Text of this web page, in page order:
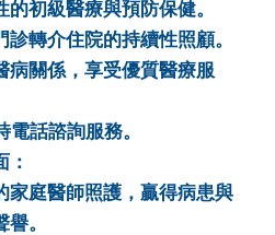
的初級醫療與預防保健。
診轉介住院的持續性照顧。
病關係，享受優質醫療服
電話諮詢服務。
：
家庭醫師照護，贏得病患與
。